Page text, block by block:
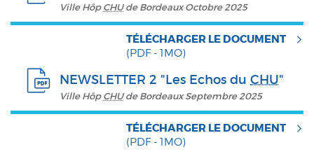
Ville HôpCHUde Bordeaux Octobre 2025
TÉLÉCHARGER LE DOCUMENT
(PDF - 1MO)
NEWSLETTER 2 "Les Echos du CHU"
Ville HôpCHUde Bordeaux Septembre 2025
TÉLÉCHARGER LE DOCUMENT
(PDF - 1MO)